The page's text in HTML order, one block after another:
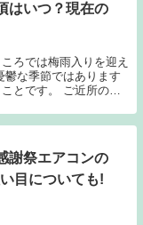
はいつ？現在の
ろでは梅雨入りを迎え
な季節ではあります
とです。 ご近所の庭
謝祭エアコンの
目についても!